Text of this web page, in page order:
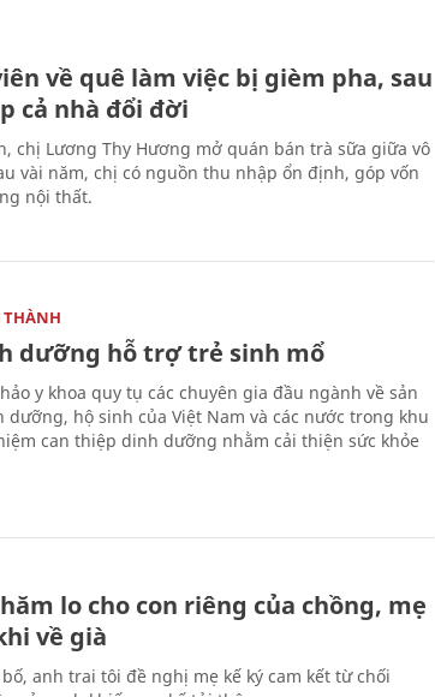
về quê làm việc bị gièm pha, sau
cả nhà đổi đời
chị Lương Thy Hương mở quán bán trà sữa giữa vô
vài năm, chị có nguồn thu nhập ổn định, góp vốn
nội thất.
THÀNH
dưỡng hỗ trợ trẻ sinh mổ
y khoa quy tụ các chuyên gia đầu ngành về sản
dưỡng, hộ sinh của Việt Nam và các nước trong khu
can thiệp dinh dưỡng nhằm cải thiện sức khỏe
lo cho con riêng của chồng, mẹ
về già
anh trai tôi đề nghị mẹ kế ký cam kết từ chối